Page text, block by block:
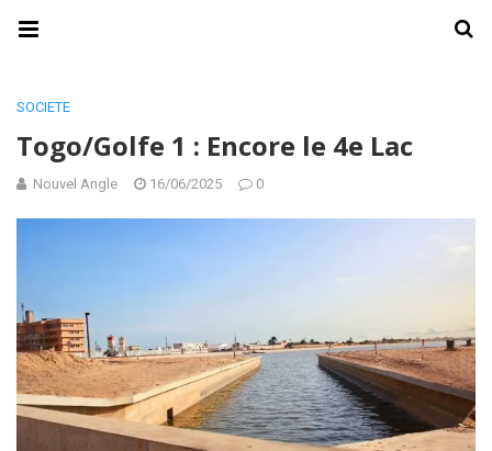
SOCIETE
Togo/Golfe 1 : Encore le 4e Lac
Nouvel Angle 16/06/2025 0